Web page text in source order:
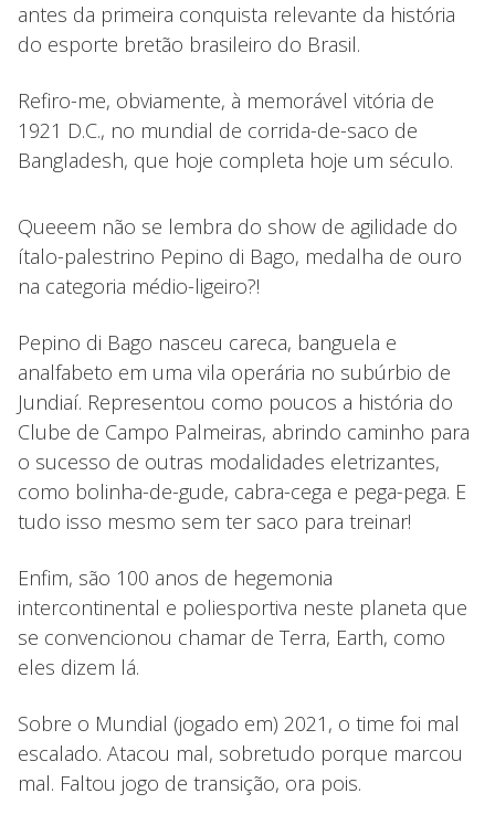
antes da primeira conquista relevante da história
do esporte bretão brasileiro do Brasil.
Refiro-me, obviamente, à memorável vitória de
1921 D.C., no mundial de corrida-de-saco de
Bangladesh, que hoje completa hoje um século.
Queeem não se lembra do show de agilidade do
ítalo-palestrino Pepino di Bago, medalha de ouro
na categoria médio-ligeiro?!
Pepino di Bago nasceu careca, banguela e
analfabeto em uma vila operária no subúrbio de
Jundiaí. Representou como poucos a história do
Clube de Campo Palmeiras, abrindo caminho para
o sucesso de outras modalidades eletrizantes,
como bolinha-de-gude, cabra-cega e pega-pega. E
tudo isso mesmo sem ter saco para treinar!
Enfim, são 100 anos de hegemonia
intercontinental e poliesportiva neste planeta que
se convencionou chamar de Terra, Earth, como
eles dizem lá.
Sobre o Mundial (jogado em) 2021, o time foi mal
escalado. Atacou mal, sobretudo porque marcou
mal. Faltou jogo de transição, ora pois.